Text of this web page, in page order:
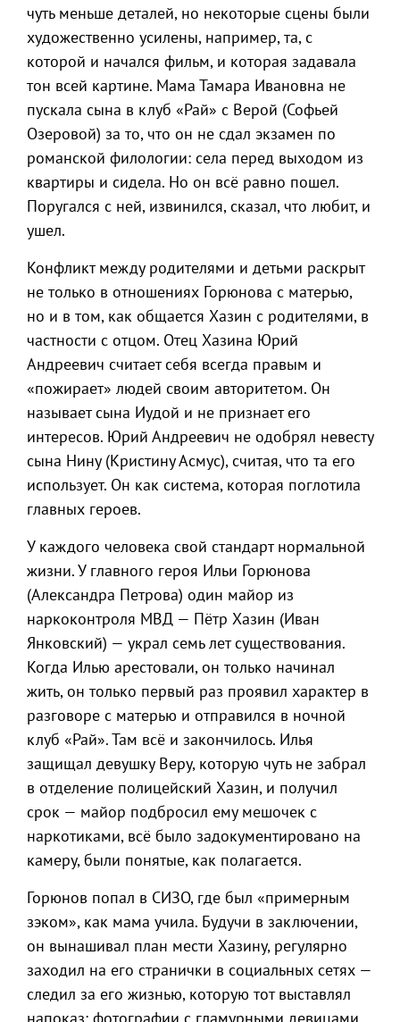
чуть меньше деталей, но некоторые сцены были
художественно усилены, например, та, с
которой и начался фильм, и которая задавала
тон всей картине. Мама Тамара Ивановна не
пускала сына в клуб «Рай» с Верой (Софьей
Озеровой) за то, что он не сдал экзамен по
романской филологии: села перед выходом из
квартиры и сидела. Но он всё равно пошел.
Поругался с ней, извинился, сказал, что любит, и
ушел.
Конфликт между родителями и детьми раскрыт
не только в отношениях Горюнова с матерью,
но и в том, как общается Хазин с родителями, в
частности с отцом. Отец Хазина Юрий
Андреевич считает себя всегда правым и
«пожирает» людей своим авторитетом. Он
называет сына Иудой и не признает его
интересов. Юрий Андреевич не одобрял невесту
сына Нину (Кристину Асмус), считая, что та его
использует. Он как система, которая поглотила
главных героев.
У каждого человека свой стандарт нормальной
жизни. У главного героя Ильи Горюнова
(Александра Петрова) один майор из
наркоконтроля МВД — Пётр Хазин (Иван
Янковский) — украл семь лет существования.
Когда Илью арестовали, он только начинал
жить, он только первый раз проявил характер в
разговоре с матерью и отправился в ночной
клуб «Рай». Там всё и закончилось. Илья
защищал девушку Веру, которую чуть не забрал
в отделение полицейский Хазин, и получил
срок — майор подбросил ему мешочек с
наркотиками, всё было задокументировано на
камеру, были понятые, как полагается.
Горюнов попал в СИЗО, где был «примерным
зэком», как мама учила. Будучи в заключении,
он вынашивал план мести Хазину, регулярно
заходил на его странички в социальных сетях —
следил за его жизнью, которую тот выставлял